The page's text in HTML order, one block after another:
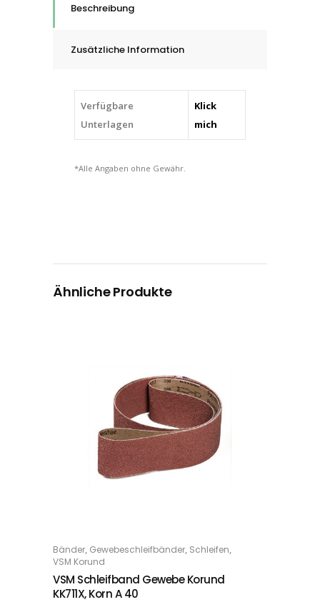
Beschreibung
Zusätzliche Information
Verfügbare
Unterlagen
Klick
mich
*Alle Angaben ohne Gewähr.
Ähnliche Produkte
OPTIONS
Bänder, Gewebeschleifbänder, Schleifen,
VSM Korund
VSM Schleifband Gewebe Korund
KK711X, Korn A 40